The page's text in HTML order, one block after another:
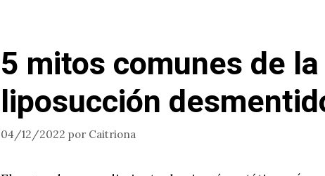
5 mitos comunes de la
liposucción
04/12/2022 por Caitriona